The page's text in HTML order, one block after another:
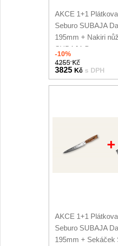
AKCE 1+1
Seburo SUBAJA
195mm + Nakiri
SUBAJA
-10%
4255 Kč
3825 Kč s DPH
+
AKCE 1+1
Seburo SUBAJA
195mm + Sekáček